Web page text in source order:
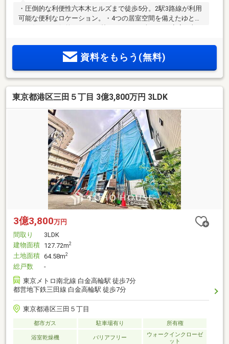
・圧倒的な利便性六本木ヒルズまで徒歩5分。2駅3路線が利用
可能な便利なロケーション。・4つの居室空間を備えたゆとり
実質4居室のプラン。・開放感のある住空間リビングは高天井
で開放的。1階部分は専用バスルーム付きの独立型多機能スタ
可能なゆとりある駐車場、EV充電設備、屋上ソーラーパネ
ル、蓄電池を完備。・高い資産価値供給の少ない西麻布アド
レスの新築戸建て。住まいとしても資産としても希少性の高
資料をもらう(無料)
東京都港区三田５丁目 3億3,800万円 3LDK
3億3,800万円
間取り
3LDK
建物面積 127.72m2
土地面積 64.58m2
総戸数
-
東京メトロ南北線 白金高輪駅 徒歩7分
都営地下鉄三田線 白金高輪駅 徒歩7分
東京都港区三田５丁目
都市ガス 駐車場有り 所有権
浴室乾燥機 バリアフリー
ウォークインクローゼ
ット